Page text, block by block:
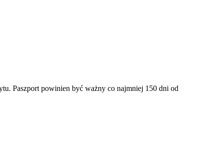
Paszport powinien być ważny co najmniej 150 dni od